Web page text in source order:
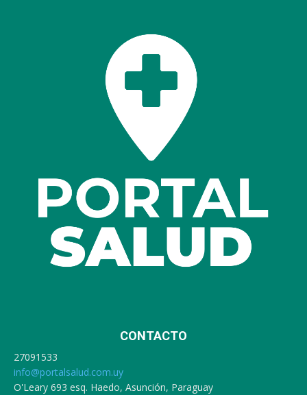
CONTACTO
27091533
info@portalsalud.com.uy
O'Leary 693 esq. Haedo, Asunción, Paraguay